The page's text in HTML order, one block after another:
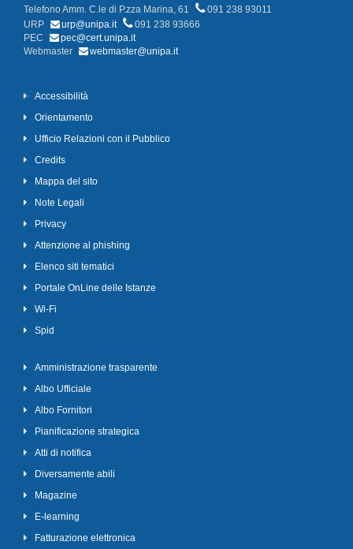
Telefono Amm. C.le di P.zza Marina, 61
091 238 93011
URP
urp@unipa.it
091 238 93666
PEC
pec@cert.unipa.it
Webmaster
webmaster@unipa.it
Accessibilità
Orientamento
Ufficio Relazioni con il Pubblico
Credits
Mappa del sito
Note Legali
Privacy
Attenzione al phishing
Elenco siti tematici
Portale OnLine delle Istanze
Wi-Fi
Spid
Amministrazione trasparente
Albo Ufficiale
Albo Fornitori
Pianificazione strategica
Atti di notifica
Diversamente abili
Magazine
E-learning
Fatturazione elettronica